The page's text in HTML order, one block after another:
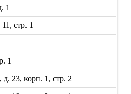
1
стр. 1
1
23, корп. 1, стр. 2